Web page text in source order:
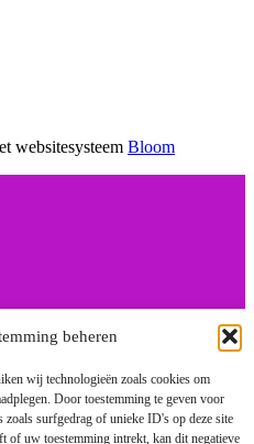
beheren
wij technologieën zoals cookies om
Door toestemming te geven voor
zoals surfgedrag of unieke ID's op deze site
of uw toestemming intrekt, kan dit negatieve
websitesysteem Bloom